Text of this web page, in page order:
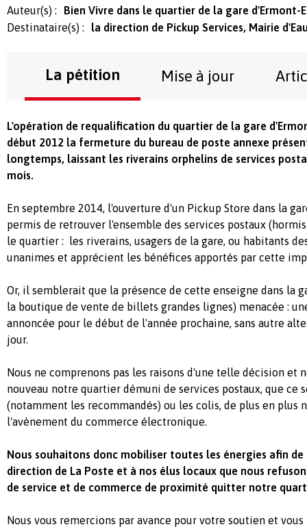
Auteur(s) :
Bien Vivre dans le quartier de la gare d'Ermont-
Destinataire(s) :
la direction de Pickup Services, Mairie
La pétition Mise à jour
L'opération de requalification du quartier de la gare
début 2012 la fermeture du bureau de poste annexe
longtemps, laissant les riverains orphelins de services
mois.
En septembre 2014, l'ouverture d'un Pickup Store dans la
permis de retrouver l'ensemble des services postaux
le quartier : les riverains, usagers de la gare, ou habitants
unanimes et apprécient les bénéfices apportés par cette
Or, il semblerait que la présence de cette enseigne dans la
la boutique de vente de billets grandes lignes) menacée :
annoncée pour le début de l'année prochaine, sans autre
jour.
Nous ne comprenons pas les raisons d'une telle décision et
nouveau notre quartier démuni de services postaux, que ce
(notamment les recommandés) ou les colis, de plus en plus
l'avènement du commerce électronique.
Nous souhaitons donc mobiliser toutes les énergies afin
direction de La Poste et à nos élus locaux que nous
de service et de commerce de proximité quitter notre
Nous vous remercions par avance pour votre soutien et